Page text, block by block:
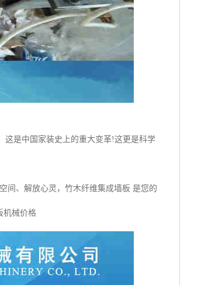
这是中国家装史上的重大变革!这更是科学
间、解放心灵，竹木纤维集成墙板 是您的
机械价格